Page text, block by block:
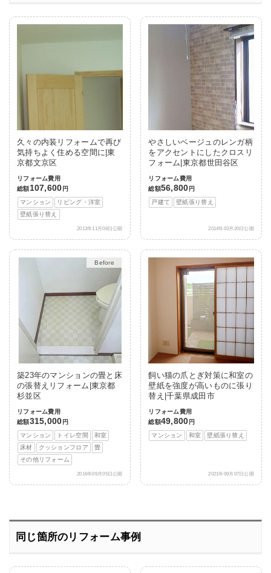
久々の内装リフォームで再び
気持ちよく住める空間に|東
京都文京区
リフォーム費用
総額107,600 円
マンション
リビング・洋室
壁紙張り替え
2013年11月08日公開
やさしいベージュのレンガ柄
をアクセントにしたクロスリ
フォーム|東京都世田谷区
リフォーム費用
総額56,800 円
戸建て
壁紙張り替え
2014年03月20日公開
After
築23年のマンションの畳と床
の張替えリフォーム|東京都
杉並区
リフォーム費用
総額315,000 円
マンション
トイレ空間
和室
床材
クッションフロア
畳
その他リフォーム
2016年09月05日公開
飼い猫の爪とぎ対策に和室の
壁紙を強度が高いものに張り
替え|千葉県成田市
リフォーム費用
総額49,800 円
マンション
和室 壁紙張り替え
2021年09月07日公開
同じ箇所のリフォーム事例